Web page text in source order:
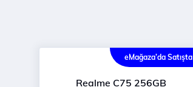
eMağaza’da Satışta
Realme C75 256GB